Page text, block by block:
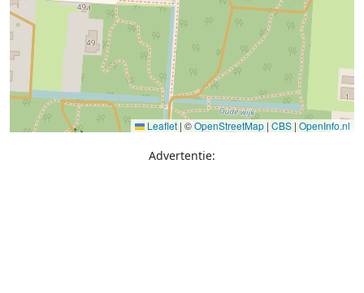
Leaflet | ©OpenStreetMap | CBS | OpenInfo.nl
Advertentie: